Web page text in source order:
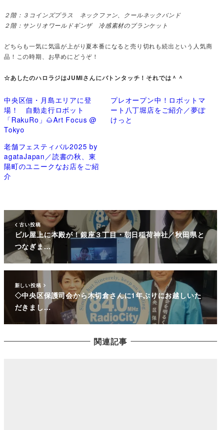
２階：３コインズプラス ネックファン、クールネックバンド
２階：サンリオワールドギンザ 冷感素材のブランケット
どちらも一気に気温が上がり夏本番になると売り切れも続出という人気商
品！この時期、お早めにどうぞ！
☆あしたのハロラジはJUMIさんにバトンタッチ！それでは＾＾
中央区佃・月島エリアに登
場！ 自動走行ロボット
「RakuRo」🌰Art Focus @
Tokyo
プレオープン中！ロボットマ
ート八丁堀店をご紹介／夢ぽ
けっと
老舗フェスティバル2025 by
agataJapan／読書の秋、東
陽町のユニークなお店をご紹
介
古い投稿
ビル屋上に本殿が！銀座３丁目・朝日稲荷神社／秋田県と
つなぎま…
新しい投稿
◇中央区保護司会から木切倉さんに1年ぶりにお越しいた
だきまし…
関連記事